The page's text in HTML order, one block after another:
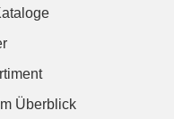
Überblick